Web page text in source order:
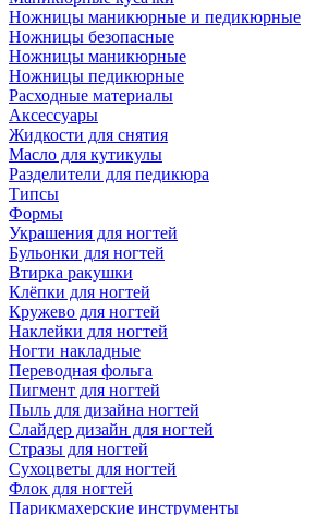
Ножницы маникюрные и педикюрные
Ножницы безопасные
Ножницы маникюрные
Ножницы педикюрные
Расходные материалы
Аксессуары
Жидкости для снятия
Масло для кутикулы
Разделители для педикюра
Типсы
Формы
Украшения для ногтей
Бульонки для ногтей
Втирка ракушки
Клёпки для ногтей
Кружево для ногтей
Наклейки для ногтей
Ногти накладные
Переводная фольга
Пигмент для ногтей
Пыль для дизайна ногтей
Слайдер дизайн для ногтей
Стразы для ногтей
Сухоцветы для ногтей
Флок для ногтей
Парикмахерские инструменты